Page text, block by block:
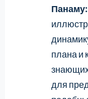
Панаму:
плана и
для